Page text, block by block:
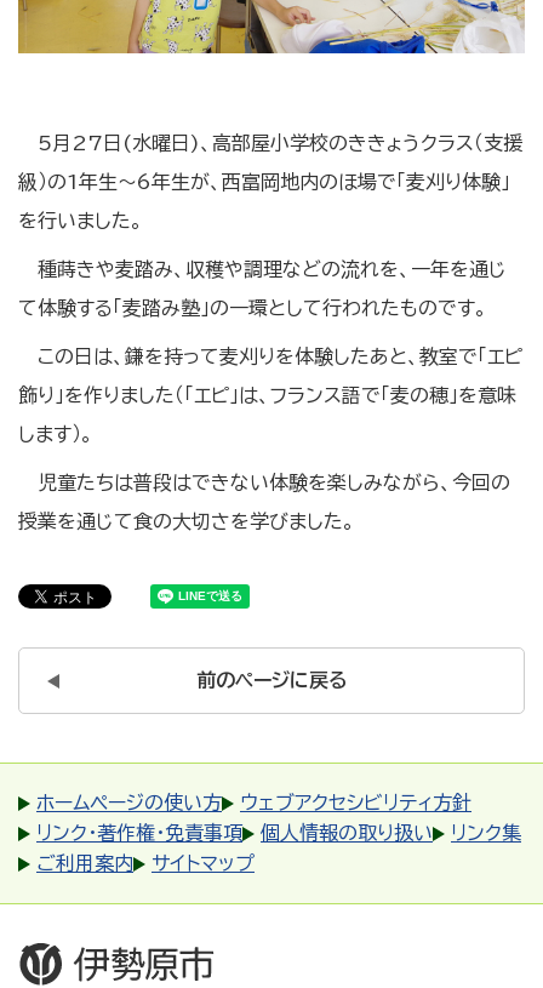
5月27日(水曜日)、高部屋小学校のききょうクラス（支援
級）の1年生～6年生が、西富岡地内のほ場で「麦刈り体験」
を行いました。
種蒔きや麦踏み、収穫や調理などの流れを、一年を通じ
て体験する「麦踏み塾」の一環として行われたものです。
この日は、鎌を持って麦刈りを体験したあと、教室で「エピ
飾り」を作りました（「エピ」は、フランス語で「麦の穂」を意味
します）。
児童たちは普段はできない体験を楽しみながら、今回の
授業を通じて食の大切さを学びました。
前のページに戻る
ホームページの使い方
ウェブアクセシビリティ方針
リンク・著作権・免責事項
個人情報の取り扱い
リンク集
ご利用案内
サイトマップ